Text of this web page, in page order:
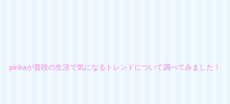
pirikaが普段の生活で気になるトレンドについて調べてみました！